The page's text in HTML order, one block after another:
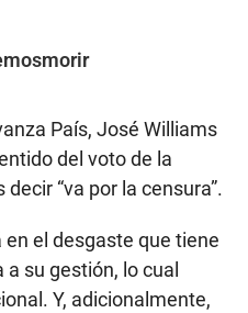
País, José Williams
del voto de la
“va por la censura”.
el desgaste que tiene
su gestión, lo cual
Y, adicionalmente,